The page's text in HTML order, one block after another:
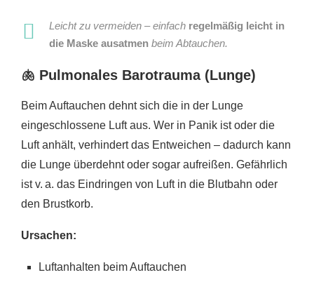
Leicht zu vermeiden – einfach regelmäßig leicht in
die Maske ausatmen beim Abtauchen.
🫁 Pulmonales Barotrauma (Lunge)
Beim Auftauchen dehnt sich die in der Lunge
eingeschlossene Luft aus. Wer in Panik ist oder die
Luft anhält, verhindert das Entweichen – dadurch kann
die Lunge überdehnt oder sogar aufreißen. Gefährlich
ist v. a. das Eindringen von Luft in die Blutbahn oder
den Brustkorb.
Ursachen:
Luftanhalten beim Auftauchen